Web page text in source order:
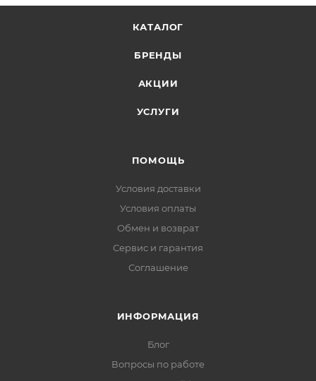
КАТАЛОГ
БРЕНДЫ
АКЦИИ
УСЛУГИ
ПОМОЩЬ
Условия доставки
Условия оплаты
Обмен и возврат
Сервис и гарантия
Соглашение
ИНФОРМАЦИЯ
Блог
Вопросы по работе